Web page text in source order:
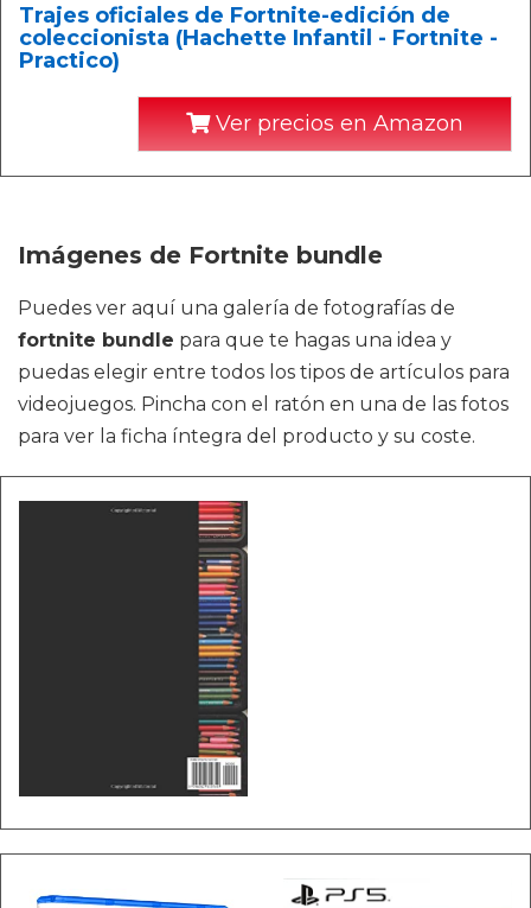
Trajes oficiales de Fortnite-edición de
coleccionista (Hachette Infantil - Fortnite -
Practico)
Ver precios en Amazon
Imágenes de Fortnite bundle
Puedes ver aquí una galería de fotografías de
fortnite bundle para que te hagas una idea y
puedas elegir entre todos los tipos de artículos para
videojuegos. Pincha con el ratón en una de las fotos
para ver la ficha íntegra del producto y su coste.